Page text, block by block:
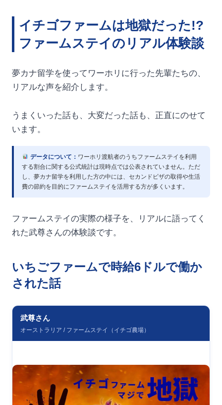
イチゴファームは地獄だった!?
ファームステイのリアル体験談
夢カナ留学を使ってワーホリに行った先輩たちの、
リアルな声を紹介します。
うまくいった話も、大変だった話も、正直にのせて
います。
データについて： ワーホリ渡航者のうちファームステイを利用
する割合に関する公式統計は現時点では公表されていません。ただ
し、夢カナ留学を利用した方の中には、セカンドビザの取得や生活
費の節約を目的にファームステイを活用する方が多くいます。
ファームステイの実際の様子を、リアルに語ってく
れた武尊さんの体験談です。
いちごファームで時給6ドルで働か
された話
武尊さん
オーストラリア / ファームステイ（イチゴ農場）